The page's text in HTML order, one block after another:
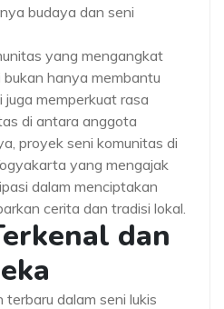
budaya dan seni
yang mengangkat
bukan hanya membantu
memperkuat rasa
di antara anggota
proyek seni komunitas di
yang mengajak
dalam menciptakan
cerita dan tradisi lokal.
dan
dalam seni lukis